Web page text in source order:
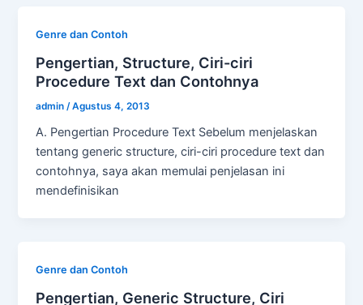
Genre dan Contoh
Pengertian, Structure, Ciri-ciri
Procedure Text dan Contohnya
admin /Agustus 4, 2013
A. Pengertian Procedure Text Sebelum menjelaskan
tentang generic structure, ciri-ciri procedure text dan
contohnya, saya akan memulai penjelasan ini
mendefinisikan
Genre dan Contoh
Pengertian, Generic Structure, Ciri